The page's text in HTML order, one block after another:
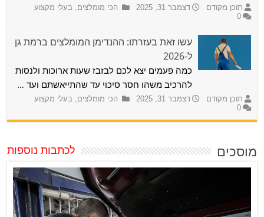
תוכן מקודם דצמבר 31, 2025 הכי מומלצים
בעלי מקצוע
0
עשו זאת בעזרתו: ההנדימן המומלצים ברמת גן
ל-2026
כמה פעמים יצא לכם לבזבז שעות ארוכות ולנסות
להרכיב משהו חסר סיכוי עד שהתייאשתם ועד …
תוכן מקודם דצמבר 31, 2025 הכי מומלצים
בעלי מקצוע
0
מוסכים לכתבות נוספות